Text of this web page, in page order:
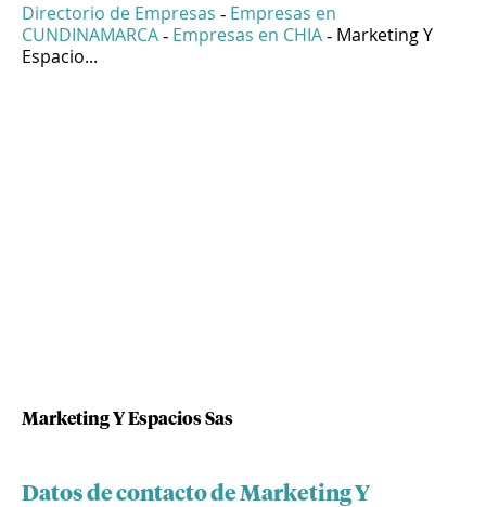
Directorio de Empresas - Empresas en
CUNDINAMARCA - Empresas en CHIA - Marketing Y
Espacio...
Marketing Y Espacios Sas
Datos de contacto de Marketing Y